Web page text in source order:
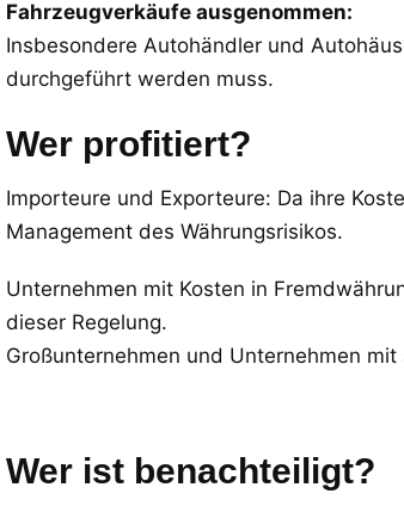
Fahrzeugverkäufe ausgenommen:
Insbesondere Autohändler und
durchgeführt werden muss.
Wer profitiert?
Importeure und Exporteure: Da ihre
Management des Währungsrisikos.
Unternehmen mit Kosten in
dieser Regelung.
Großunternehmen und Unternehmen
Wer ist benachteiligt?